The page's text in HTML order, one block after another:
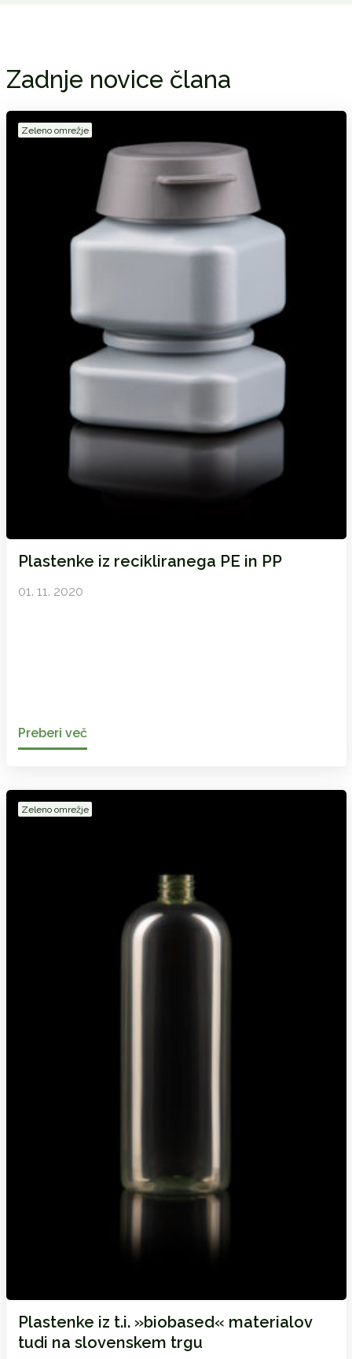
Zadnje novice člana
Zeleno omrežje
Plastenke iz recikliranega PE in PP
01. 11. 2020
Preberi več
Zeleno omrežje
Plastenke iz t.i. »biobased« materialov
tudi na slovenskem trgu